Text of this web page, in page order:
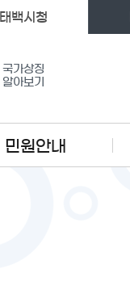
국가상징
알아보기
태백시청
민원안내